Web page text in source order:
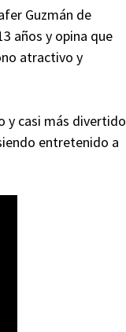
Guzmán de
años y opina que
atractivo y
y casi más divertido
entretenido a